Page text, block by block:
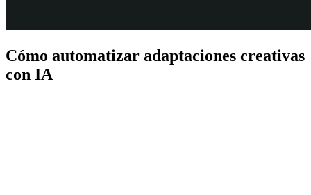
Cómo automatizar adaptaciones creativas
con IA